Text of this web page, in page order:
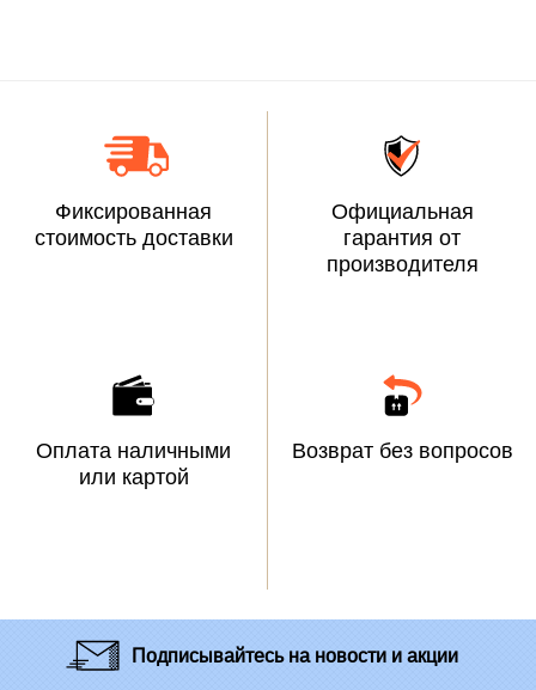
Фиксированная
стоимость доставки
Официальная
гарантия от
производителя
Оплата наличными
или картой
Возврат без вопросов
Подписывайтесьна новости и акции